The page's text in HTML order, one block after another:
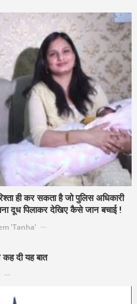
ही कर सकता है जो पुलिस अधिकारी
दूध पिलाकर देखिए कैसे जान बचाई !
'Tanha'
कह दी यह बात